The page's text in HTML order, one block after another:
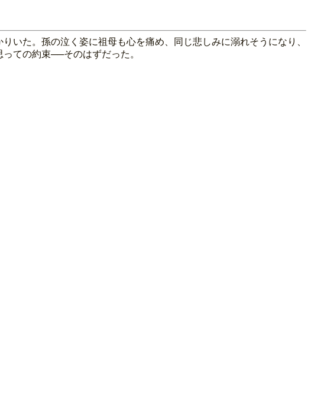
いた。孫の泣く姿に祖母も心を痛め、同じ悲しみに溺れそうになり、
ての約束──そのはずだった。